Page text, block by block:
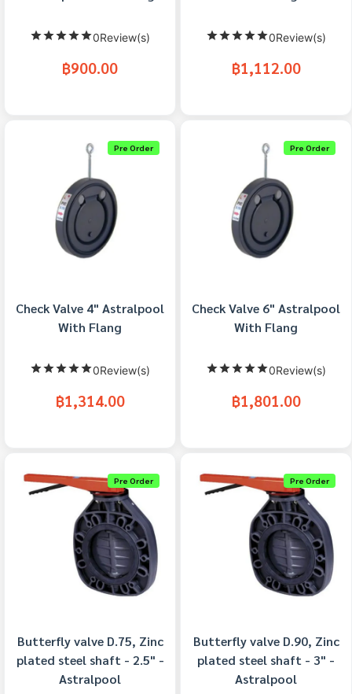
0Review(s)
฿900.00
0Review(s)
฿1,112.00
Pre Order
Check Valve 4" Astralpool
With Flang
0Review(s)
฿1,314.00
Pre Order
Check Valve 6" Astralpool
With Flang
0Review(s)
฿1,801.00
Pre Order
Butterfly valve D.75, Zinc
plated steel shaft - 2.5" -
Astralpool
Pre Order
Butterfly valve D.90, Zinc
plated steel shaft - 3" -
Astralpool